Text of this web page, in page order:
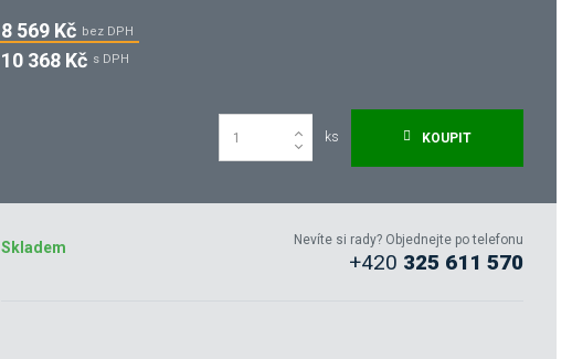
8 569 Kč bez DPH
10 368 Kč s DPH
ks KOUPIT
Skladem Nevíte si rady? Objednejte po telefonu
+420 325 611 570